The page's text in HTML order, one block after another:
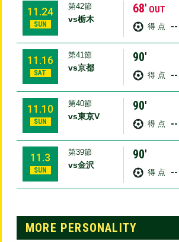
11.24
SUN
第42節
vs栃木
68′ OUT
得 点 --
11.16
SAT
第41節
vs京都
90′
得 点 --
11.10
SUN
第40節
vs東京V
90′
得 点 --
11.3
SUN
第39節
vs金沢
90′
得 点 --
MORE PERSONALITY